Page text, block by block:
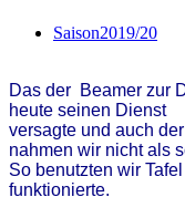
Saison2019/20
Das der Beamer zur
heute seinen Dienst
versagte und auch
nahmen wir nicht als
So benutzten wir
funktionierte.